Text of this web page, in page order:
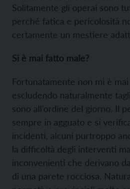
Solitamente gli operai sono
perché fatica e pericolosità
certamente un mestiere
Si è mai fatto male?
Fortunatamente non mi è mai
escludendo naturalmente
sono all’ordine del giorno. Il
sempre in agguato e si
incidenti, alcuni purtroppo
la difficoltà degli interventi
inconvenienti che derivano
di una parete rocciosa.